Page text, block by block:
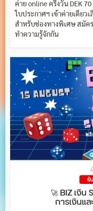
ค่าย online ครึ่งวัน DEK
ใบประกาศฯ เข้าค่ายเดียว
สำหรับช่องทางพิเศษ สมัค
ทำความรู้จักกัน
รั
🚀 BIZ เงิ
การเงินแ